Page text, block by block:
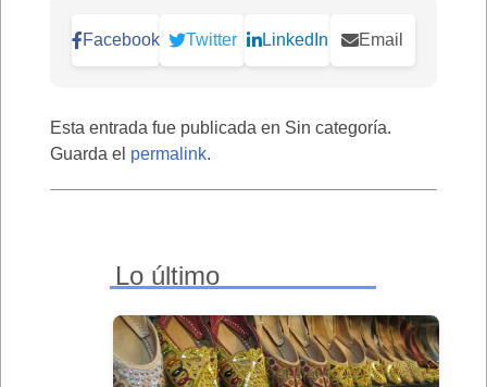
Facebook Twitter LinkedIn Email
Esta entrada fue publicada en Sin categoría.
Guarda el permalink.
Lo último